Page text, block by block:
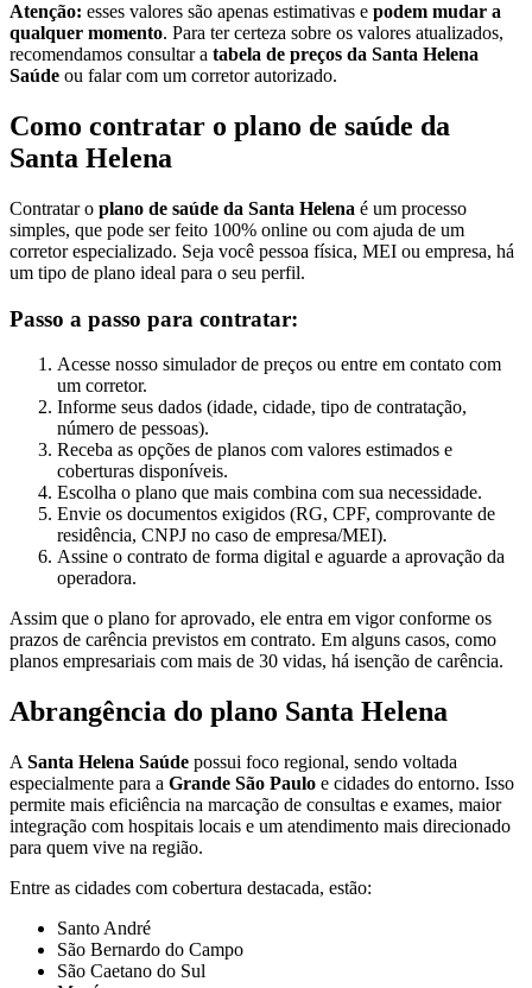
Atenção: esses valores são apenas estimativas e podem mudar a
qualquer momento. Para ter certeza sobre os valores atualizados,
recomendamos consultar a tabela de preços da Santa Helena
Saúde ou falar com um corretor autorizado.
Como contratar o plano de saúde da
Santa Helena
Contratar o plano de saúde da Santa Helena é um processo
simples, que pode ser feito 100% online ou com ajuda de um
corretor especializado. Seja você pessoa física, MEI ou empresa, há
um tipo de plano ideal para o seu perfil.
Passo a passo para contratar:
Acesse nosso simulador de preços ou entre em contato com
um corretor.
Informe seus dados (idade, cidade, tipo de contratação,
número de pessoas).
Receba as opções de planos com valores estimados e
coberturas disponíveis.
Escolha o plano que mais combina com sua necessidade.
Envie os documentos exigidos (RG, CPF, comprovante de
residência, CNPJ no caso de empresa/MEI).
Assine o contrato de forma digital e aguarde a aprovação da
operadora.
Assim que o plano for aprovado, ele entra em vigor conforme os
prazos de carência previstos em contrato. Em alguns casos, como
planos empresariais com mais de 30 vidas, há isenção de carência.
Abrangência do plano Santa Helena
A Santa Helena Saúde possui foco regional, sendo voltada
especialmente para a Grande São Paulo e cidades do entorno. Isso
permite mais eficiência na marcação de consultas e exames, maior
integração com hospitais locais e um atendimento mais direcionado
para quem vive na região.
Entre as cidades com cobertura destacada, estão:
Santo André
São Bernardo do Campo
São Caetano do Sul